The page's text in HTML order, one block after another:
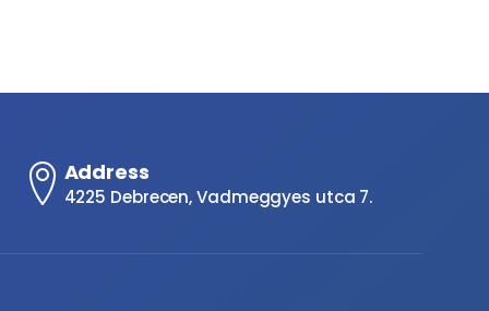
Address
4225 Debrecen, Vadmeggyes utca 7.